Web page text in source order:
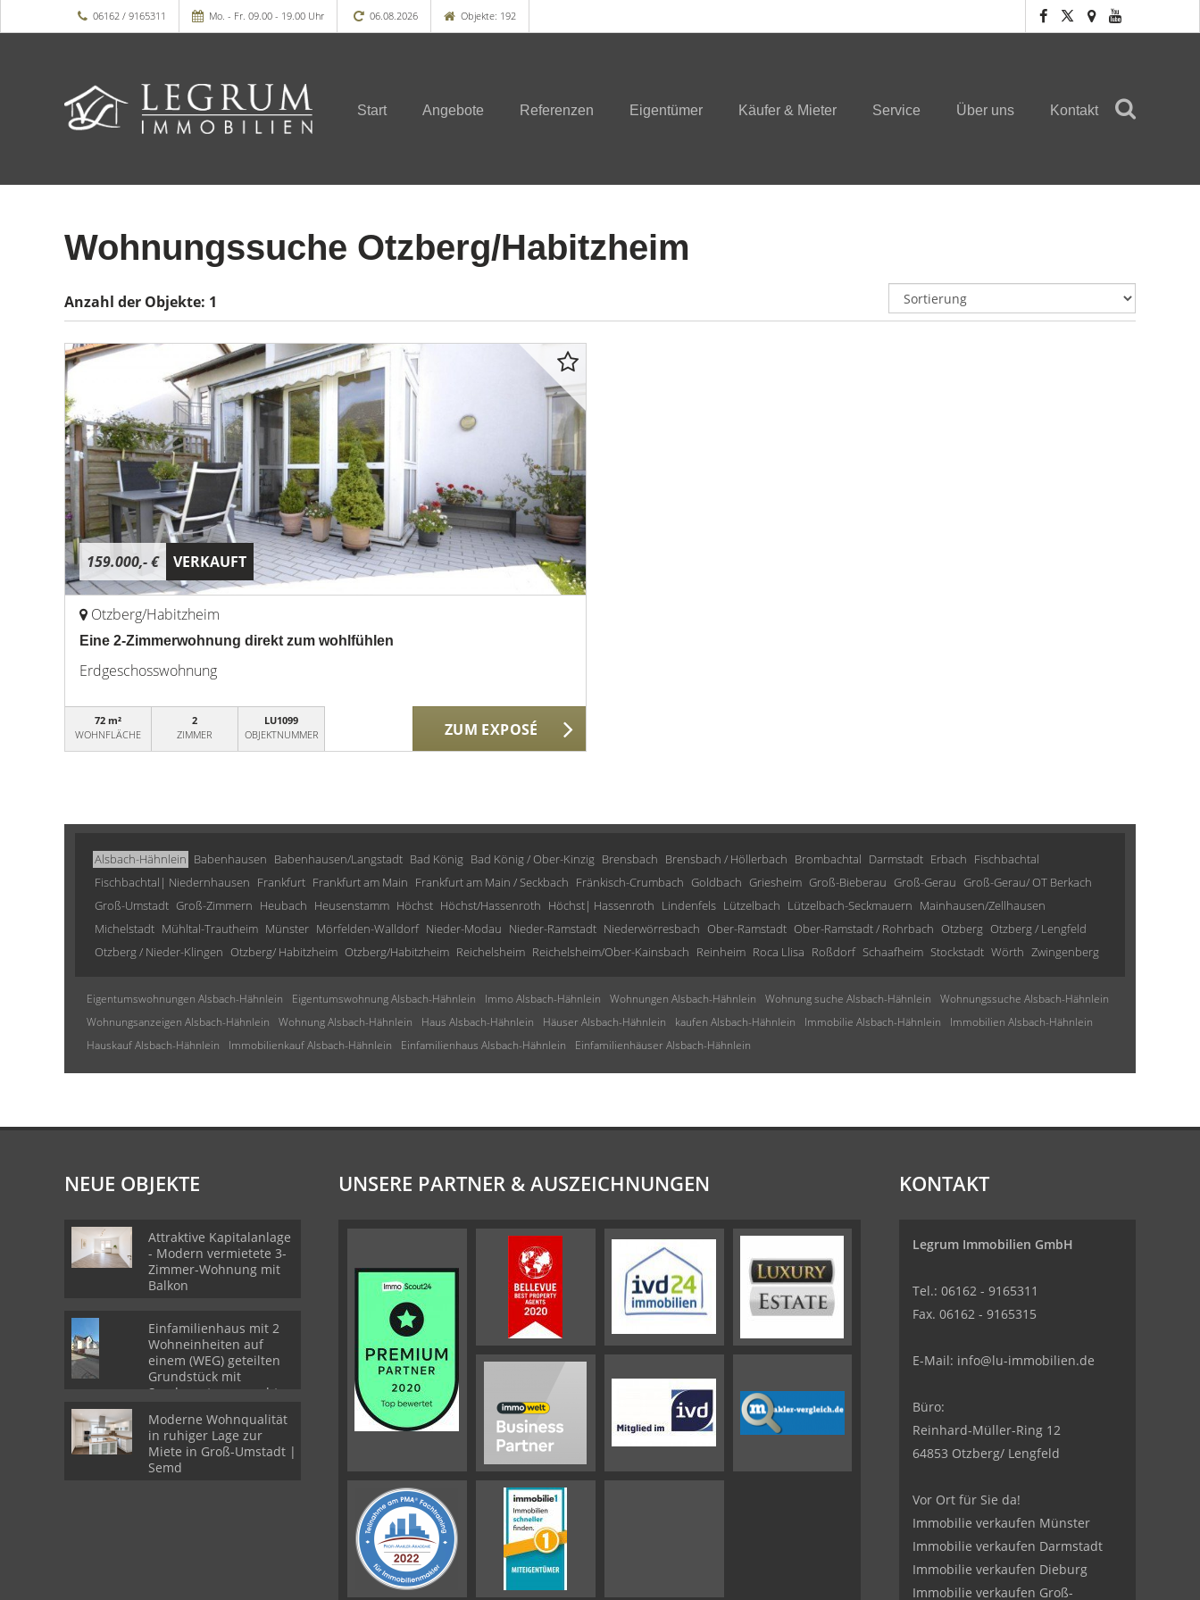
06162 / 9165311 Mo. - Fr. 09.00 - 19.00 Uhr 06.08.2026 Objekte: 192
Start Angebote Referenzen Eigentümer Käufer & Mieter Service Über uns Kontakt
Wohnungssuche Otzberg/Habitzheim
Anzahl der Objekte: 1
159.000,- € VERKAUFT
Otzberg/Habitzheim
Eine 2-Zimmerwohnung direkt zum wohlfühlen
Erdgeschosswohnung
72 m²
WOHNFLÄCHE
2
ZIMMER
LU1099
OBJEKTNUMMER
ZUM EXPOSÉ
Alsbach-Hähnlein Babenhausen Babenhausen/Langstadt Bad König Bad König / Ober-Kinzig Brensbach Brensbach / Höllerbach Brombachtal Darmstadt Erbach Fischbachtal
Fischbachtal| Niedernhausen Frankfurt Frankfurt am Main Frankfurt am Main / Seckbach Fränkisch-Crumbach Goldbach Griesheim Groß-Bieberau Groß-Gerau Groß-Gerau/ OT Berkach
Groß-Umstadt Groß-Zimmern Heubach Heusenstamm Höchst Höchst/Hassenroth Höchst| Hassenroth Lindenfels Lützelbach Lützelbach-Seckmauern Mainhausen/Zellhausen
Michelstadt Mühltal-Trautheim Münster Mörfelden-Walldorf Nieder-Modau Nieder-Ramstadt Niederwörresbach Ober-Ramstadt Ober-Ramstadt / Rohrbach Otzberg Otzberg / Lengfeld
Otzberg / Nieder-Klingen Otzberg/ Habitzheim Otzberg/Habitzheim Reichelsheim Reichelsheim/Ober-Kainsbach Reinheim Roca Llisa Roßdorf Schaafheim Stockstadt Wörth Zwingenberg
Eigentumswohnungen Alsbach-Hähnlein Eigentumswohnung Alsbach-Hähnlein Immo Alsbach-Hähnlein Wohnungen Alsbach-Hähnlein Wohnung suche Alsbach-Hähnlein
Wohnungssuche Alsbach-Hähnlein
Wohnungsanzeigen Alsbach-Hähnlein
Wohnung Alsbach-Hähnlein Haus Alsbach-Hähnlein Häuser Alsbach-Hähnlein kaufen Alsbach-Hähnlein Immobilie Alsbach-Hähnlein
Immobilien Alsbach-Hähnlein
Hauskauf Alsbach-Hähnlein
Immobilienkauf Alsbach-Hähnlein Einfamilienhaus Alsbach-Hähnlein Einfamilienhäuser Alsbach-Hähnlein
NEUE OBJEKTE
Attraktive Kapitalanlage
- Modern vermietete 3-
Zimmer-Wohnung mit
Balkon
Einfamilienhaus mit 2
Wohneinheiten auf
einem (WEG) geteilten
Grundstück mit
Sondernutzungsrechten
Moderne Wohnqualität
in ruhiger Lage zur
Miete in Groß-Umstadt |
Semd
UNSERE PARTNER & AUSZEICHNUNGEN KONTAKT
Legrum Immobilien GmbH
Tel.: 06162 - 9165311
Fax. 06162 - 9165315
E-Mail: info@lu-immobilien.de
Büro:
Reinhard-Müller-Ring 12
64853 Otzberg/ Lengfeld
Vor Ort für Sie da!
Immobilie verkaufen Münster
Immobilie verkaufen Darmstadt
Immobilie verkaufen Dieburg
Immobilie verkaufen Groß-